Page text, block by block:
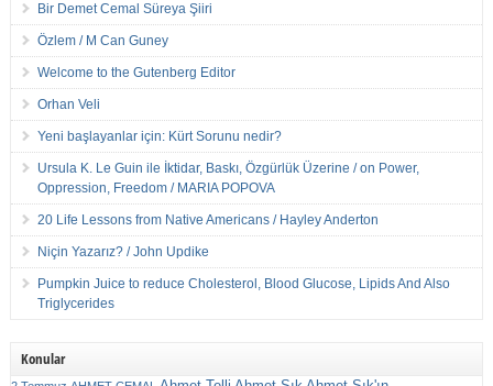
Bir Demet Cemal Süreya Şiiri
Özlem / M Can Guney
Welcome to the Gutenberg Editor
Orhan Veli
Yeni başlayanlar için: Kürt Sorunu nedir?
Ursula K. Le Guin ile İktidar, Baskı, Özgürlük Üzerine / on Power,
Oppression, Freedom / MARIA POPOVA
20 Life Lessons from Native Americans / Hayley Anderton
Niçin Yazarız? / John Updike
Pumpkin Juice to reduce Cholesterol, Blood Glucose, Lipids And Also
Triglycerides
Konular